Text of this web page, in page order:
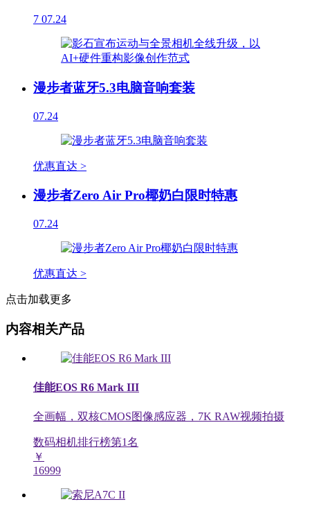
7 07.24
漫步者蓝牙5.3电脑音响套装
07.24
优惠直达 >
漫步者Zero Air Pro椰奶白限时特惠
07.24
优惠直达 >
点击加载更多
内容相关产品
佳能EOS R6 Mark III
全画幅，双核CMOS图像感应器，7K RAW视频拍摄
数码相机排行榜第1名
￥
16999